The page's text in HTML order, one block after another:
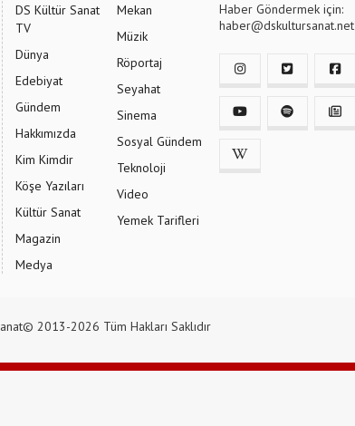
DS Kültür Sanat
TV
Dünya
Edebiyat
Gündem
Hakkımızda
Kim Kimdir
Köşe Yazıları
Kültür Sanat
Magazin
Medya
Mekan
Müzik
Röportaj
Seyahat
Sinema
Sosyal Gündem
Teknoloji
Video
Yemek Tarifleri
Haber Göndermek için:
haber@dskultursanat.net
2013-2026 Tüm Hakları Saklıdır